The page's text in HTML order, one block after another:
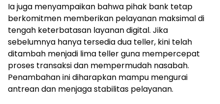
Ia juga menyampaikan bahwa pihak bank tetap
berkomitmen memberikan pelayanan maksimal di
tengah keterbatasan layanan digital. Jika
sebelumnya hanya tersedia dua teller, kini telah
ditambah menjadi lima teller guna mempercepat
proses transaksi dan mempermudah nasabah.
Penambahan ini diharapkan mampu mengurai
antrean dan menjaga stabilitas pelayanan.